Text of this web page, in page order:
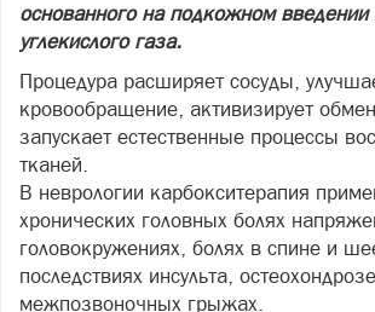
основанного на подкожном введении
углекислого газа.
Процедура расширяет сосуды,
кровообращение, активизирует
запускает естественные процессы
тканей.
В неврологии карбокситерапия
хронических головных болях
головокружениях, болях в спине и
последствиях инсульта,
межпозвоночных грыжах.